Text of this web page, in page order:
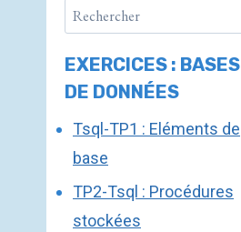
EXERCICES : BASES
DE DONNÉES
Tsql-TP1 : Eléments de
base
TP2-Tsql : Procédures
stockées